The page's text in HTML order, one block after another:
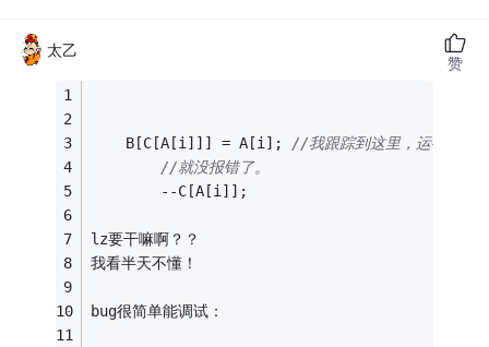
太乙
	B[C[A[i]]] = A[i];
//我跟踪到这里，运行一次
//就没报错了。
		--C[A[i]];
lz要干嘛啊？？
我看半天不懂！
bug很简单能调试：
赞